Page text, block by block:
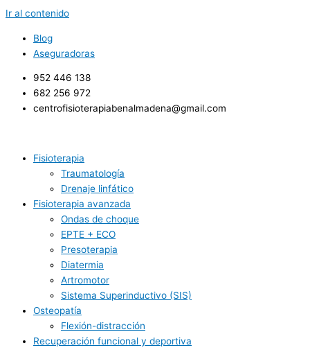
Ir al contenido
Blog
Aseguradoras
952 446 138
682 256 972 ​
centrofisioterapiabenalmadena@gmail.com
Fisioterapia
Traumatología
Drenaje linfático
Fisioterapia avanzada
Ondas de choque
EPTE + ECO
Presoterapia
Diatermia
Artromotor
Sistema Superinductivo (SIS)
Osteopatía
Flexión-distracción
Recuperación funcional y deportiva